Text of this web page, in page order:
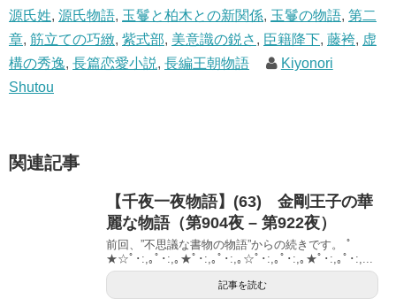
源氏姓, 源氏物語, 玉鬘と柏木との新関係, 玉鬘の物語, 第二
章, 筋立ての巧緻, 紫式部, 美意識の鋭さ , 臣籍降下, 藤袴, 虚
構の秀逸, 長篇恋愛小説, 長編王朝物語
Kiyonori
Shutou
関連記事
【千夜一夜物語】(63) 金剛王子の華
麗な物語（第904夜 – 第922夜）
前回、”不思議な書物の物語”からの続きです。 ﾟ
★☆ﾟ･:,｡ﾟ･:,｡★ﾟ･:,｡ﾟ･:,｡☆ﾟ･:,｡ﾟ･:,｡★ﾟ･:,｡ﾟ･:,...
記事を読む